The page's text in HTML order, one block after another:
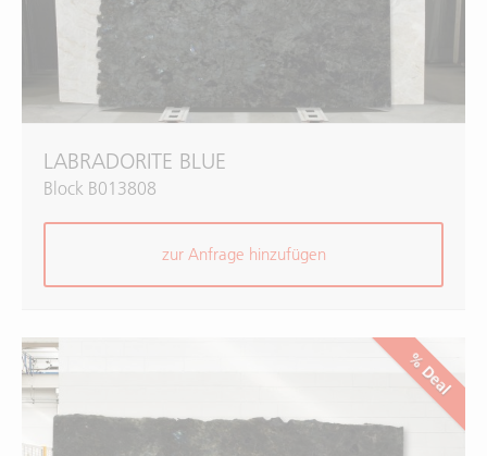
LABRADORITE BLUE
Block B013808
zur Anfrage hinzufügen
% Deal